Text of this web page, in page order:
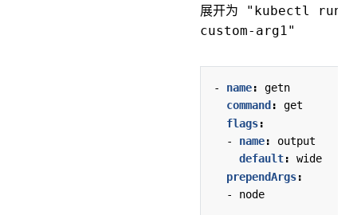
展开为
"kubectl run
custom-arg1"
- name:
getn
command :
get
flags:
- name:
output
default:
wide
prependArgs:
- node